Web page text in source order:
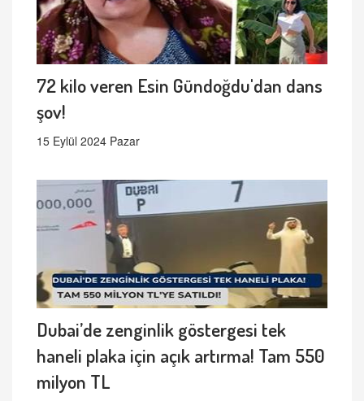
72 kilo veren Esin Gündoğdu'dan dans
şov!
15 Eylül 2024 Pazar
Dubai’de zenginlik göstergesi tek
haneli plaka için açık artırma! Tam 550
milyon TL